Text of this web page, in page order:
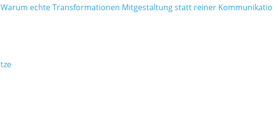
Warum echte Transformationen Mitgestaltung statt reiner